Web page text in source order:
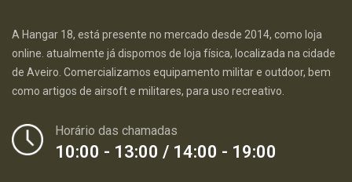
A Hangar 18, está presente no mercado desde 2014, como loja
online. atualmente já dispomos de loja física, localizada na cidade
de Aveiro. Comercializamos equipamento militar e outdoor, bem
como artigos de airsoft e militares, para uso recreativo.
Horário das chamadas
10:00 - 13:00 / 14:00 - 19:00